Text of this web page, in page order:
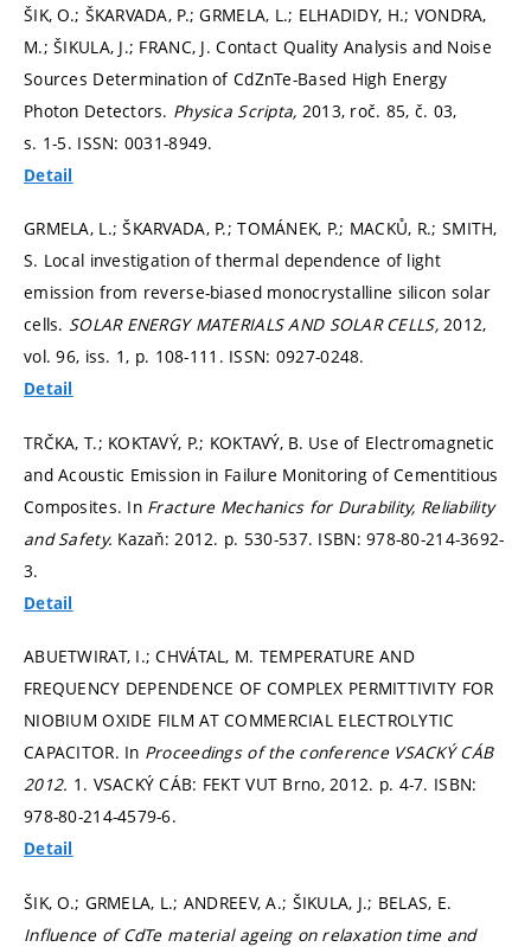
ŠIK, O.; ŠKARVADA, P.; GRMELA, L.; ELHADIDY, H.; VONDRA,
M.; ŠIKULA, J.; FRANC, J. Contact Quality Analysis and Noise
Sources Determination of CdZnTe-Based High Energy
Photon Detectors. Physica Scripta, 2013, roč. 85, č. 03,
s. 1-5. ISSN: 0031-8949.
Detail
GRMELA, L.; ŠKARVADA, P.; TOMÁNEK, P.; MACKŮ, R.; SMITH,
S. Local investigation of thermal dependence of light
emission from reverse-biased monocrystalline silicon solar
cells. SOLAR ENERGY MATERIALS AND SOLAR CELLS,2012,
vol. 96, iss. 1, p. 108-111. ISSN: 0927-0248.
Detail
TRČKA, T.; KOKTAVÝ, P.; KOKTAVÝ, B. Use of Electromagnetic
and Acoustic Emission in Failure Monitoring of Cementitious
Composites. In Fracture Mechanics for Durability, Reliability
and Safety. Kazaň: 2012. p. 530-537. ISBN: 978-80-214-3692-
3.
Detail
ABUETWIRAT, I.; CHVÁTAL, M. TEMPERATURE AND
FREQUENCY DEPENDENCE OF COMPLEX PERMITTIVITY FOR
NIOBIUM OXIDE FILM AT COMMERCIAL ELECTROLYTIC
CAPACITOR. In Proceedings of the conference VSACKÝ CÁB
2012. 1. VSACKÝ CÁB: FEKT VUT Brno, 2012. p. 4-7. ISBN:
978-80-214-4579-6.
Detail
ŠIK, O.; GRMELA, L.; ANDREEV, A.; ŠIKULA, J.; BELAS, E.
Influence of CdTe material ageing on relaxation time and